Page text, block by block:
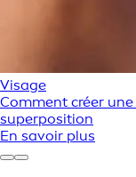
Visage
Comment créer
superposition
En savoir plus